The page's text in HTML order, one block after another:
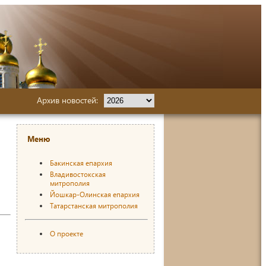
Архив новостей:
Меню
Бакинская епархия
Владивостокская
митрополия
Йошкар-Олинская епархия
Татарстанская митрополия
О проекте